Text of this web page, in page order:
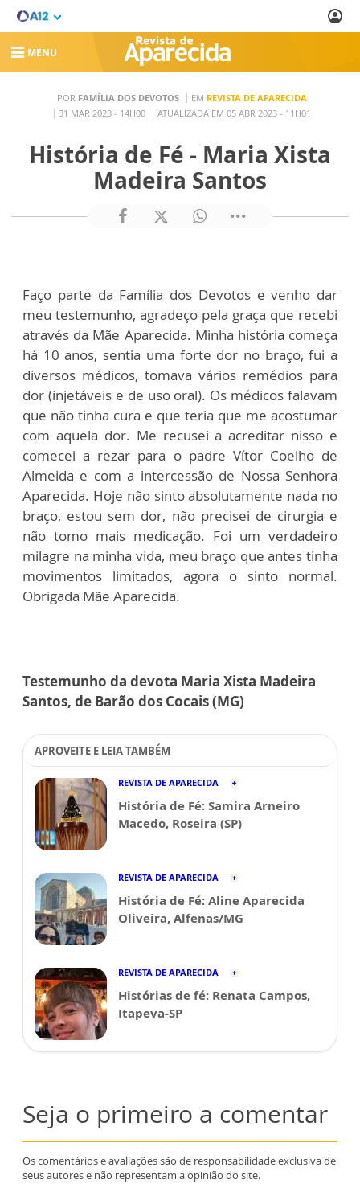
MENU
POR FAMÍLIA DOS DEVOTOS EM REVISTA DE APARECIDA
31 MAR 2023 - 14H00
ATUALIZADA EM 05 ABR 2023 - 11H01
História de Fé - Maria Xista
Madeira Santos
Faço parte da Família dos Devotos e venho dar
meu testemunho, agradeço pela graça que recebi
através da Mãe Aparecida. Minha história começa
há 10 anos, sentia uma forte dor no braço, fui a
diversos médicos, tomava vários remédios para
dor (injetáveis e de uso oral). Os médicos falavam
que não tinha cura e que teria que me acostumar
com aquela dor. Me recusei a acreditar nisso e
comecei a rezar para o padre Vítor Coelho de
Almeida e com a intercessão de Nossa Senhora
Aparecida. Hoje não sinto absolutamente nada no
braço, estou sem dor, não precisei de cirurgia e
não tomo mais medicação. Foi um verdadeiro
milagre na minha vida, meu braço que antes tinha
movimentos limitados, agora o sinto normal.
Obrigada Mãe Aparecida.
Testemunho da devota Maria Xista Madeira
Santos, de Barão dos Cocais (MG)
APROVEITE E LEIA TAMBÉM
REVISTA DE APARECIDA
História de Fé: Samira Arneiro
Macedo, Roseira (SP)
REVISTA DE APARECIDA
História de Fé: Aline Aparecida
Oliveira, Alfenas/MG
REVISTA DE APARECIDA
Histórias de fé: Renata Campos,
Itapeva-SP
Seja o primeiro a comentar
Os comentários e avaliações são de responsabilidade exclusiva de
seus autores e não representam a opinião do site.